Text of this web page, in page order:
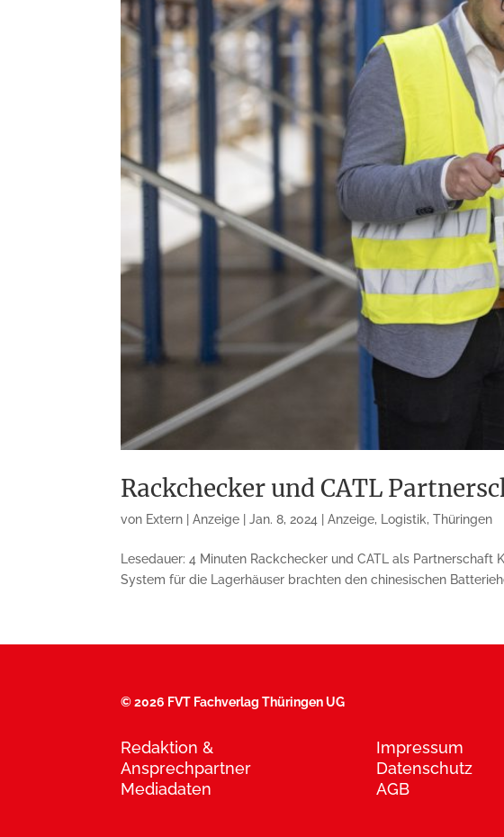
Rackchecker und CATL
von Extern | Anzeige |Jan. 8, 2024 |Anzeige, Logistik,Thüringen
Lesedauer: 4 Minuten Rackchecker und CATL als
System für die Lagerhäuser brachten den chinesischen
©2026 FVT Fachverlag Thüringen UG
Redaktion &
Ansprechpartner
Mediadaten
Impressum
Datenschutz
AGB